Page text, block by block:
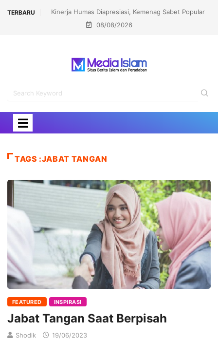
TERBARU
Kinerja Humas Diapresiasi, Kemenag Sabet Popular
Government Institutions Award 2026
08/08/2026
TAGS :JABAT TANGAN
FEATURED INSPIRASI
Jabat Tangan Saat Berpisah
Shodik 19/06/2023